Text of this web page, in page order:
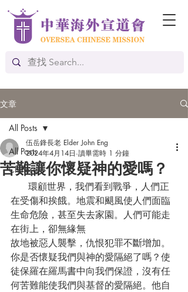
文章
All Posts
Chinese
All Posts
苦難讓你懷疑神的愛嗎？
伍岳鋒長老 Elder John Eng
2024年4月14日 讀畢需時 1 分鐘
在受傷和挨餓。地震和颶風使人們面臨
生命危險，甚至失去家園。人們可能走
在街上，卻無緣無
故地被惡人襲擊，仇恨犯罪不斷增加。
你是否懷疑我們與神的愛隔絕了嗎？使
徒保羅在羅馬書中向我們保證，沒有任
何苦難能使我們與基督的愛隔絕。他自